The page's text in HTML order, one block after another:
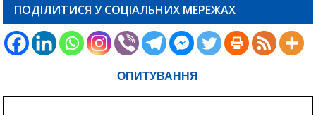
ПОДІЛИТИСЯ У СОЦІАЛЬНИХ МЕРЕЖАХ
ОПИТУВАННЯ